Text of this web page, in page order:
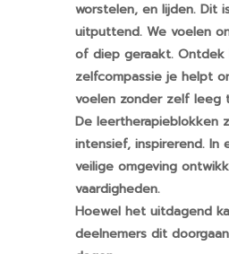
worstelen, en lijden. Dit
uitputtend. We voelen
of diep geraakt. Ontdek
zelfcompassie je helpt
voelen zonder zelf leeg
De leertherapieblokken
intensief, inspirerend. In
veilige omgeving
vaardigheden.
Hoewel het uitdagend
deelnemers dit